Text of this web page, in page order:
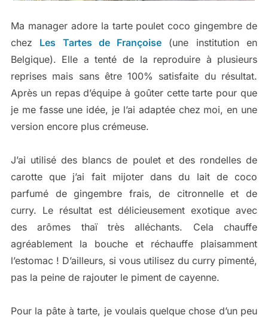
Ma manager adore la tarte poulet coco gingembre de
chez Les Tartes de Françoise (une institution en
Belgique). Elle a tenté de la reproduire à plusieurs
reprises mais sans être 100% satisfaite du résultat.
Après un repas d’équipe à goûter cette tarte pour que
je me fasse une idée, je l’ai adaptée chez moi, en une
version encore plus crémeuse.
J’ai utilisé des blancs de poulet et des rondelles de
carotte que j’ai fait mijoter dans du lait de coco
parfumé de gingembre frais, de citronnelle et de
curry. Le résultat est délicieusement exotique avec
des arômes thaï très alléchants. Cela chauffe
agréablement la bouche et réchauffe plaisamment
l’estomac ! D’ailleurs, si vous utilisez du curry pimenté,
pas la peine de rajouter le piment de cayenne.
Pour la pâte à tarte, je voulais quelque chose d’un peu